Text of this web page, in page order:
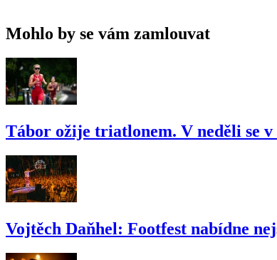
Mohlo by se vám zamlouvat
Tábor ožije triatlonem. V neděli se
Vojtěch Daňhel: Footfest nabídne